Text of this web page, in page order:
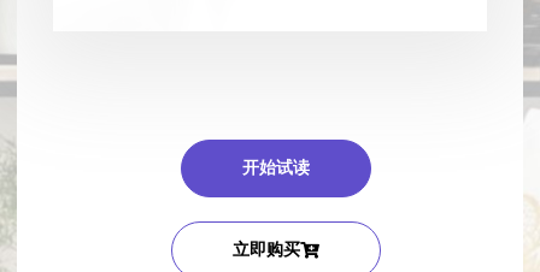
开始试读
立即购买